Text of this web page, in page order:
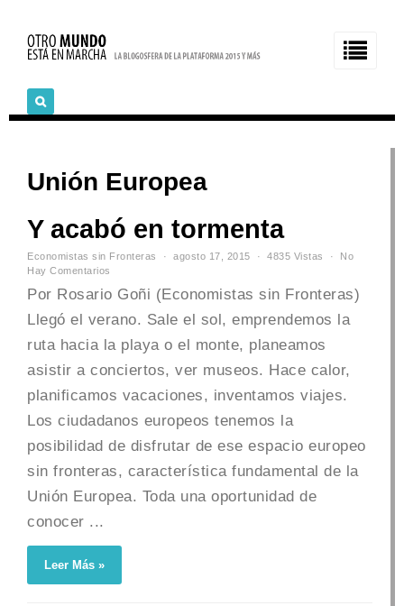
Unión Europea
Y acabó en tormenta
Economistas sin Fronteras agosto 17, 2015 4835 Vistas
No
Hay Comentarios
Por Rosario Goñi (Economistas sin Fronteras)
Llegó el verano. Sale el sol, emprendemos la
ruta hacia la playa o el monte, planeamos
asistir a conciertos, ver museos. Hace calor,
planificamos vacaciones, inventamos viajes.
Los ciudadanos europeos tenemos la
posibilidad de disfrutar de ese espacio europeo
sin fronteras, característica fundamental de la
Unión Europea. Toda una oportunidad de
conocer ...
Leer Más »